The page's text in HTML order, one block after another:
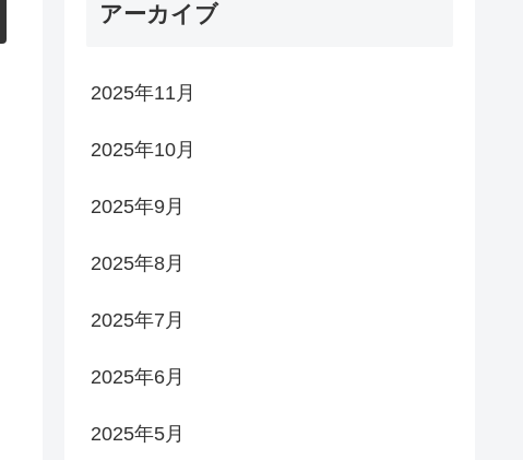
アーカイブ
2025年11月
2025年10月
2025年9月
2025年8月
2025年7月
2025年6月
2025年5月